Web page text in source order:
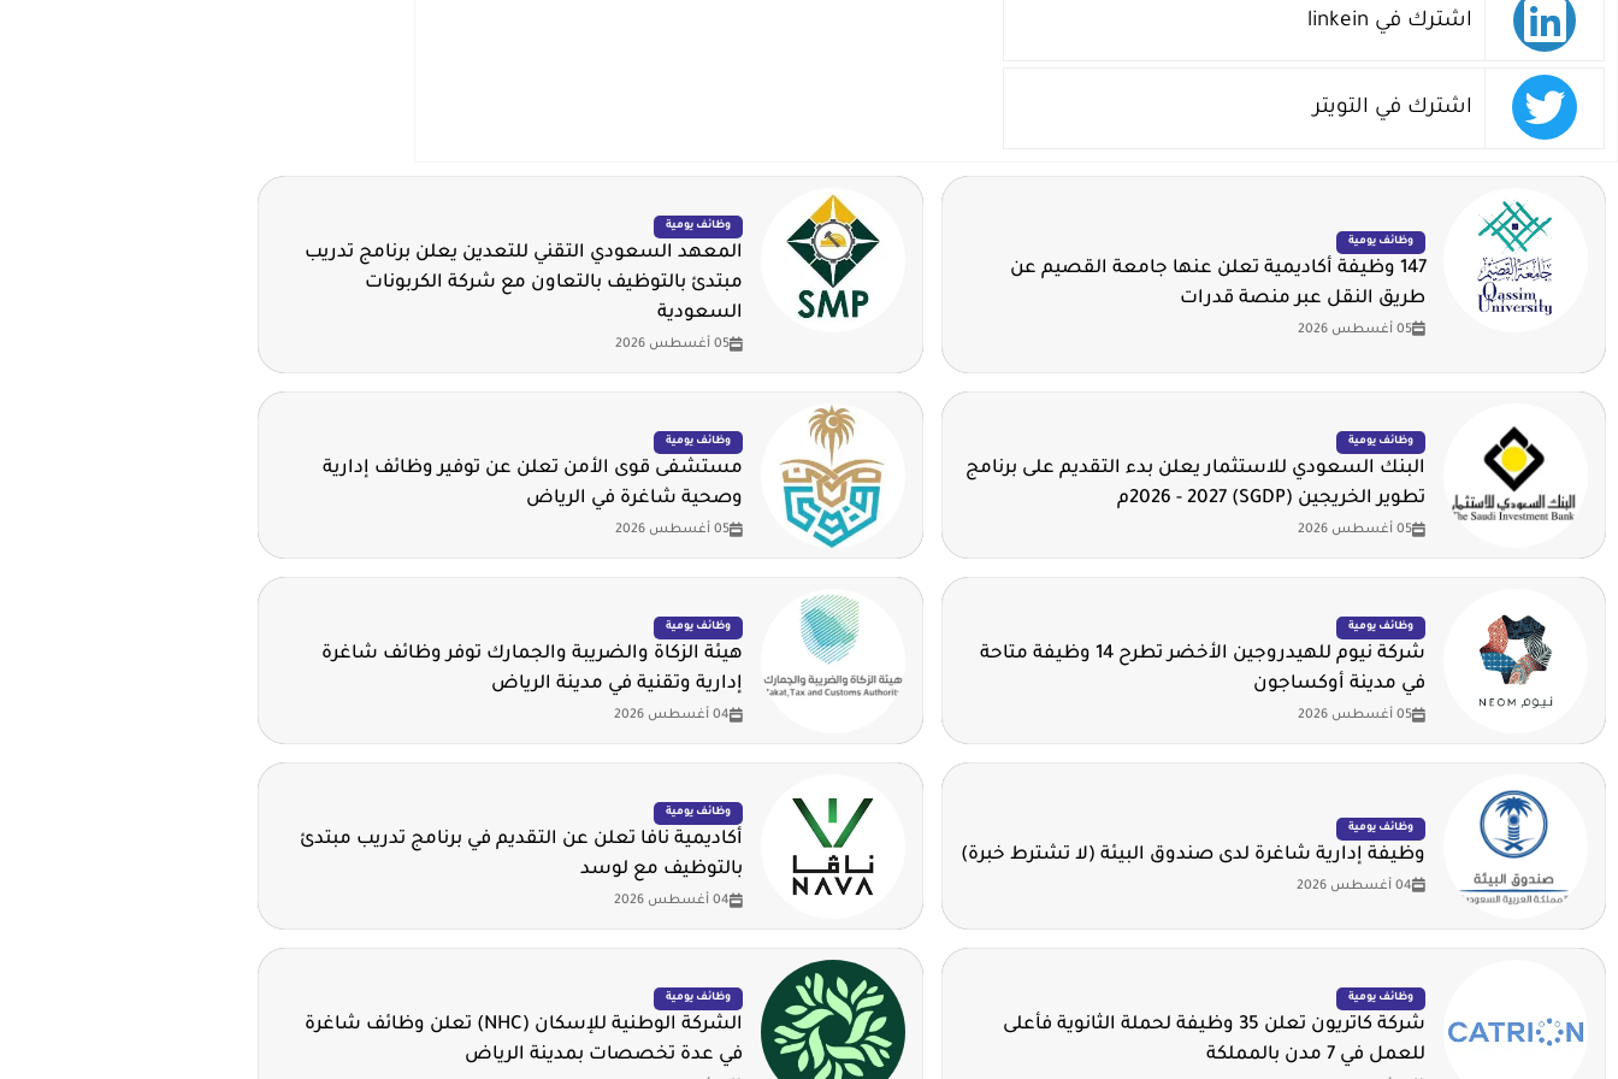
اشترك في linkein
اشترك في التويتر
وظائف يومية
147 وظيفة أكاديمية تعلن عنها جامعة القصيم عن
طريق النقل عبر منصة قدرات
05 أغسطس 2026
وظائف يومية
المعهد السعودي التقني للتعدين يعلن برنامج تدريب
مبتدئ بالتوظيف بالتعاون مع شركة الكربونات
السعودية
05 أغسطس 2026
وظائف يومية
البنك السعودي للاستثمار يعلن بدء التقديم على برنامج
تطوير الخريجين (SGDP) 2026 - 2027م
05 أغسطس 2026
وظائف يومية
مستشفى قوى الأمن تعلن عن توفير وظائف إدارية
وصحية شاغرة في الرياض
05 أغسطس 2026
وظائف يومية
شركة نيوم للهيدروجين الأخضر تطرح 14 وظيفة متاحة
في مدينة أوكساجون
05 أغسطس 2026
وظائف يومية
هيئة الزكاة والضريبة والجمارك توفر وظائف شاغرة
إدارية وتقنية في مدينة الرياض
04 أغسطس 2026
وظائف يومية
وظيفة إدارية شاغرة لدى صندوق البيئة (لا تشترط خبرة)
04 أغسطس 2026
وظائف يومية
أكاديمية نافا تعلن عن التقديم في برنامج تدريب مبتدئ
بالتوظيف مع لوسد
04 أغسطس 2026
وظائف يومية
شركة كاتريون تعلن 35 وظيفة لحملة الثانوية فأعلى
للعمل في 7 مدن بالمملكة
وظائف يومية
الشركة الوطنية للإسكان (NHC) تعلن وظائف شاغرة
في عدة تخصصات بمدينة الرياض